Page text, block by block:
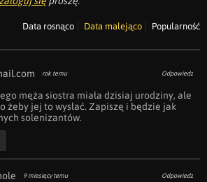
Data rosnąco Data malejąco Popularność
rok temu Odpowiedz
męża siostra miała dzisiaj urodziny, ale
żeby jej to wysłać. Zapiszę i będzie jak
solenizantów.
9 miesięcy temu Odpowiedz